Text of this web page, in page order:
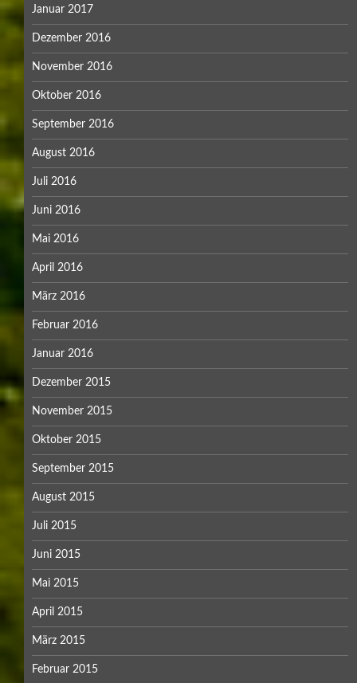
Januar 2017
Dezember 2016
November 2016
Oktober 2016
September 2016
August 2016
Juli 2016
Juni 2016
Mai 2016
April 2016
März 2016
Februar 2016
Januar 2016
Dezember 2015
November 2015
Oktober 2015
September 2015
August 2015
Juli 2015
Juni 2015
Mai 2015
April 2015
März 2015
Februar 2015